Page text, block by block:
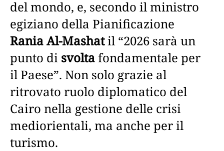
del mondo, e, secondo il ministro
egiziano della Pianificazione
Rania Al-Mashatil “2026 sarà un
punto di svoltafondamentale per
il Paese”. Non solo grazie al
ritrovato ruolo diplomatico del
Cairo nella gestione delle crisi
mediorientali, ma anche per il
turismo.